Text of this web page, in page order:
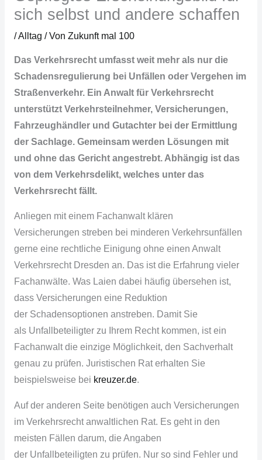
sich selbst und andere schaffen
/Alltag / Von Zukunft mal 100
Das Verkehrsrecht umfasst weit mehr als nur die
Schadensregulierung bei Unfällen oder Vergehen im
Straßenverkehr. Ein Anwalt für Verkehrsrecht
unterstützt Verkehrsteilnehmer, Versicherungen,
Fahrzeughändlerund Gutachter bei der Ermittlung
der Sachlage. Gemeinsam werden Lösungen mit
und ohne das Gericht angestrebt. Abhängig ist das
von dem Verkehrsdelikt, welches unter das
Verkehrsrecht fällt.
Anliegen mit einem Fachanwalt klären
Versicherungen streben bei minderen Verkehrsunfällen
gerne eine rechtliche Einigung ohne einen Anwalt
Verkehrsrecht Dresden an. Das ist die Erfahrung vieler
Fachanwälte. Was Laien dabei häufig übersehen ist,
dass Versicherungen eine Reduktion
der Schadensoptionen anstreben. Damit Sie
als Unfallbeteiligterzu Ihrem Recht kommen, ist ein
Fachanwalt die einzige Möglichkeit, den Sachverhalt
genau zu prüfen. Juristischen Rat erhalten Sie
beispielsweise bei kreuzer.de.
Auf der anderen Seite benötigen auch Versicherungen
im Verkehrsrechtanwaltlichen Rat. Es geht in den
meisten Fällen darum, die Angaben
der Unfallbeteiligten zu prüfen. Nur so sind Fehler und